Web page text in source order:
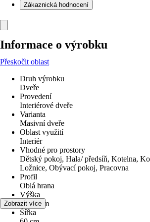
Zákaznická hodnocení
Informace o výrobku
Přeskočit oblast
Druh výrobku
Dveře
Provedení
Interiérové dveře
Varianta
Masivní dveře
Oblast využití
Interiér
Vhodné pro prostory
Dětský pokoj, Hala/ předsíň, Kotelna,
Ložnice, Obývací pokoj, Pracovna
Profil
Oblá hrana
Výška
197,5 cm
Šířka
Zobrazit více